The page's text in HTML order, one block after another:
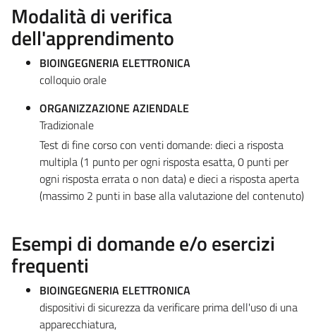
Modalità di verifica
dell'apprendimento
BIOINGEGNERIA ELETTRONICA
colloquio orale
ORGANIZZAZIONE AZIENDALE
Tradizionale
Test di fine corso con venti domande: dieci a risposta
multipla (1 punto per ogni risposta esatta, 0 punti per
ogni risposta errata o non data) e dieci a risposta aperta
(massimo 2 punti in base alla valutazione del contenuto)
Esempi di domande e/o esercizi
frequenti
BIOINGEGNERIA ELETTRONICA
dispositivi di sicurezza da verificare prima dell'uso di una
apparecchiatura,